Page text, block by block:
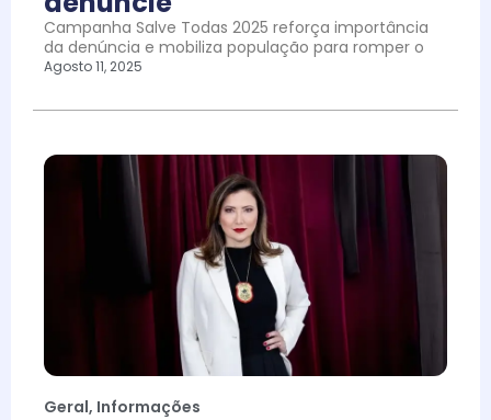
Campanha Salve Todas 2025 reforça importância
da denúncia e mobiliza população para romper o
Agosto 11, 2025
Geral, Informações